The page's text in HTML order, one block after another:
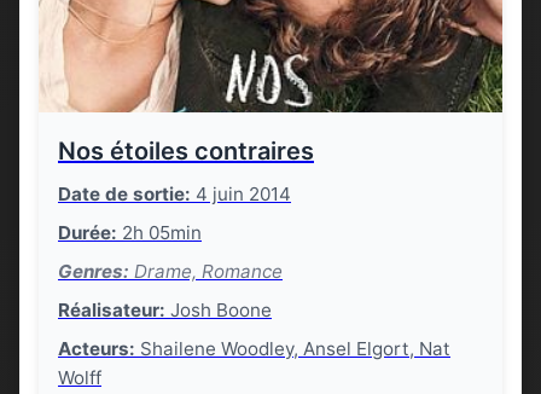
Nos étoiles contraires
Date de sortie: 4 juin 2014
Durée: 2h 05min
Genres: Drame, Romance
Réalisateur: Josh Boone
Acteurs: Shailene Woodley, Ansel Elgort, Nat
Wolff